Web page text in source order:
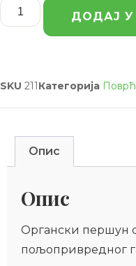
ДОДАЈ У
SKU 211Категорија
Опис
Опис
Органски першун
пољопривредног